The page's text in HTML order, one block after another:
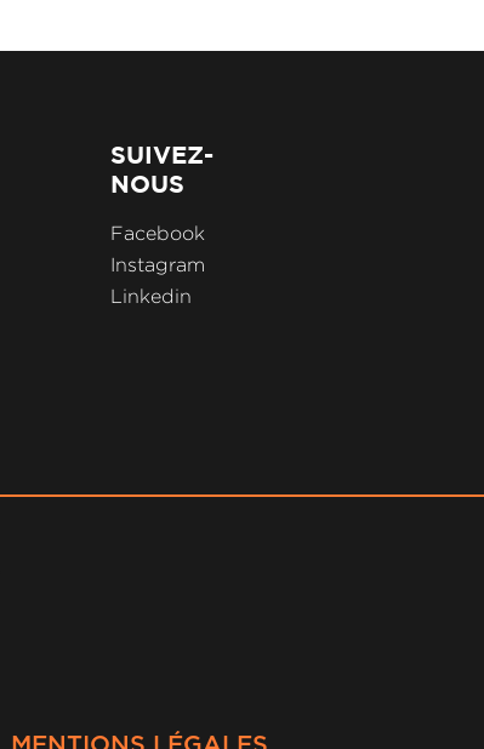
SUIVEZ-
NOUS
Facebook
Instagram
Linkedin